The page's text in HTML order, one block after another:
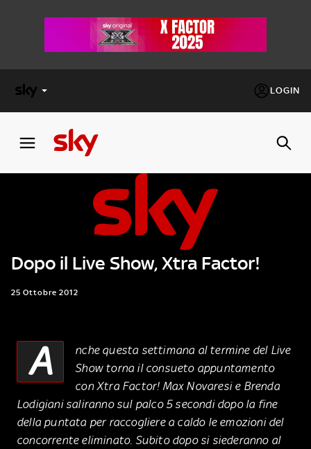
LOGIN
FACTOR
Cos’altro vedere:
PROGRAMMI SKY
SKY.IT
Dopo il Live Show, Xtra Factor!
25 Ottobre 2012
A
nche questa settimana al termine del Live
Show torna il consueto appuntamento
con Xtra Factor! Max Novaresi e Brenda
Lodigiani saliranno sul palco 5 secondi dopo la fine
della puntata per raccogliere a caldo le emozioni del
concorrente eliminato. Subito dopo si siederanno al